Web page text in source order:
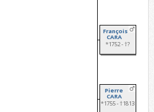
François
CARA
*1752 - †?
Pierre
CARA
*1755 - †1813